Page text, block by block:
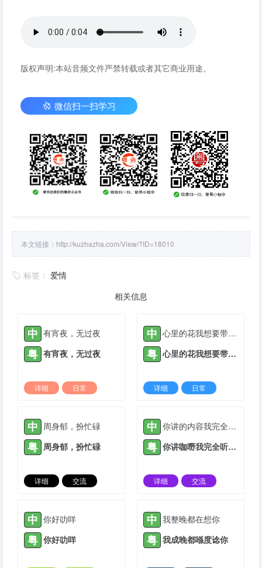
版权声明:本站音频文件严禁转载或者其它商业用途。
微信扫一扫学习
本文链接： http://kuzhazha.com/View/?ID=18010
标签： 爱情
相关信息
中 有宵夜，无过夜
粤 有宵夜，无过夜
详细
日常
中 心里的花我想要带你回家
粤 心里的花我想要带你回家
详细
日常
中 周身郁，扮忙碌
粤 周身郁，扮忙碌
详细
交流
中 你讲的内容我完全听不懂
粤 你讲咖嘢我完全听唔明
详细
交流
中 你好叻咩
粤 你好叻咩
中 我整晚都在想你
粤 我成晚都喺度谂你